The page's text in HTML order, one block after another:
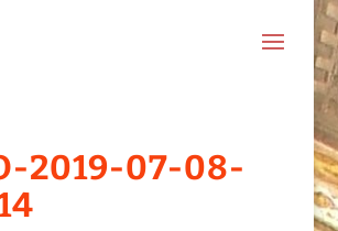
2019-07-08-